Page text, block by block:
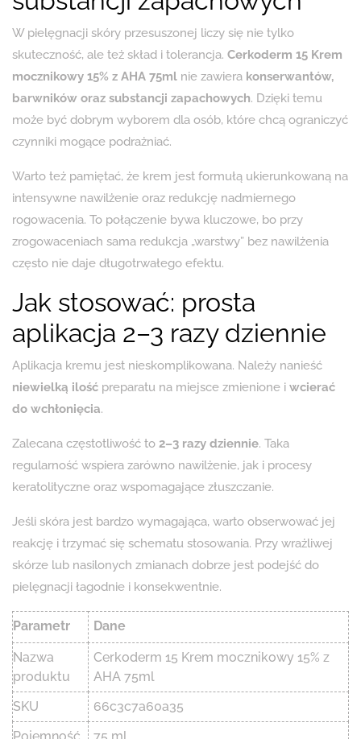
W pielęgnacji skóry przesuszonej liczy się nie tylko
skuteczność, ale też skład i tolerancja. Cerkoderm 15 Krem
mocznikowy 15% z AHA 75ml nie zawiera konserwantów,
barwników oraz substancji zapachowych. Dzięki temu
może być dobrym wyborem dla osób, które chcą ograniczyć
czynniki mogące podrażniać.
Warto też pamiętać, że krem jest formułą ukierunkowaną na
intensywne nawilżenie oraz redukcję nadmiernego
rogowacenia. To połączenie bywa kluczowe, bo przy
zrogowaceniach sama redukcja „warstwy” bez nawilżenia
często nie daje długotrwałego efektu.
Jak stosować: prosta
aplikacja 2–3 razy dziennie
Aplikacja kremu jest nieskomplikowana. Należy nanieść
niewielką ilość preparatu na miejsce zmienione i wcierać
do wchłonięcia.
Zalecana częstotliwość to 2–3 razy dziennie. Taka
regularność wspiera zarówno nawilżenie, jak i procesy
keratolityczne oraz wspomagające złuszczanie.
Jeśli skóra jest bardzo wymagająca, warto obserwować jej
reakcję i trzymać się schematu stosowania. Przy wrażliwej
skórze lub nasilonych zmianach dobrze jest podejść do
pielęgnacji łagodnie i konsekwentnie.
Parametr Dane
Nazwa
produktu
Cerkoderm 15 Krem mocznikowy 15% z
AHA 75ml
SKU
66c3c7a60a35
Pojemność
75 ml